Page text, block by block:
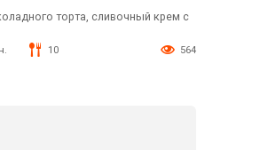
торта, сливочный крем с
10 564